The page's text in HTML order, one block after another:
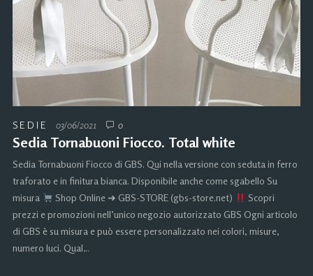
SEDIE 03/06/2021 0
Sedia Tornabuoni Fiocco. Total white
Sedia Tornabuoni Fiocco di GBS. Qui nella versione con seduta in ferro
traforato e in finitura bianca. Disponibile anche come sgabello Su
misura
Shop Online ➜ GBS-STORE (gbs-store.net)
Scopri
prezzi e promozioni nell’unico negozio autorizzato GBS Ogni articolo
di GBS è su misura e può essere personalizzato nei colori, misure,
numero luci. Qual…